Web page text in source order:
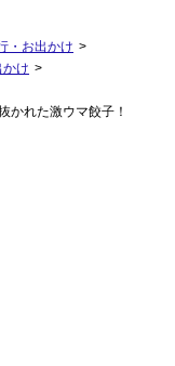
・お出かけ >
け >
かれた激ウマ餃子！